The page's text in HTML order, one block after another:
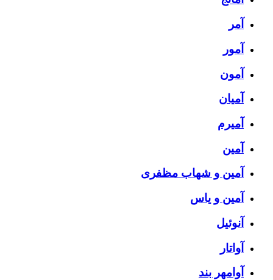
آمر
آمور
آمون
آمیان
آمیرم
آمین
آمین و شهاب مظفری
آمین و یاس
آنوئیل
آواتار
آوامهر بند